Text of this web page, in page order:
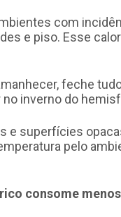
com
e piso. Esse
feche
inverno do
e superfícies
pelo
consome